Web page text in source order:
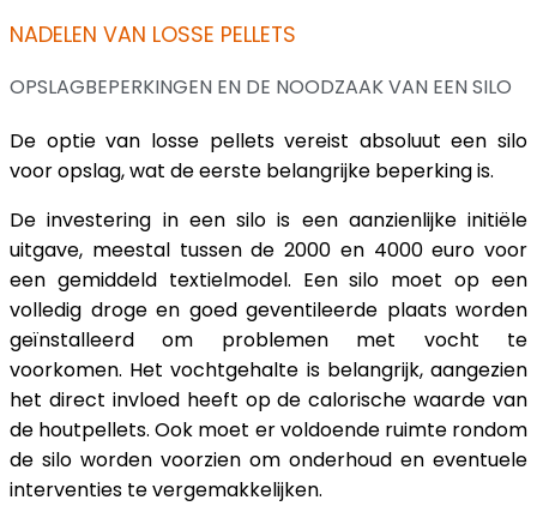
NADELEN VAN LOSSE PELLETS
OPSLAGBEPERKINGEN EN DE NOODZAAK VAN EEN SILO
De optie van losse pellets vereist absoluut een silo
voor opslag, wat de eerste belangrijke beperking is.
De investering in een silo is een aanzienlijke initiële
uitgave, meestal tussen de 2000 en 4000 euro voor
een gemiddeld textielmodel. Een silo moet op een
volledig droge en goed geventileerde plaats worden
geïnstalleerd om problemen met vocht te
voorkomen. Het vochtgehalte is belangrijk, aangezien
het direct invloed heeft op de calorische waarde van
de houtpellets. Ook moet er voldoende ruimte rondom
de silo worden voorzien om onderhoud en eventuele
interventies te vergemakkelijken.